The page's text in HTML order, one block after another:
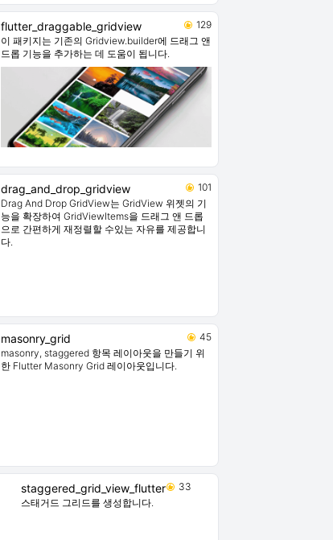
flutter_draggable_gridview
129
이 패키지는 기존의 Gridview.builder에 드래그 앤
드롭 기능을 추가하는 데 도움이 됩니다.
drag_and_drop_gridview
101
Drag And Drop GridView는 GridView 위젯의 기
능을 확장하여 GridViewItems을 드래그 앤 드롭
으로 간편하게 재정렬할 수있는 자유를 제공합니
다.
masonry_grid
45
masonry, staggered 항목 레이아웃을 만들기 위
한 Flutter Masonry Grid 레이아웃입니다.
staggered_grid_view_flutter
33
스태거드 그리드를 생성합니다.